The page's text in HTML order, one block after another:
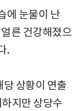
에 눈물이 난
른 건강해졌으
.
당 상황이 연출
지만 상당수